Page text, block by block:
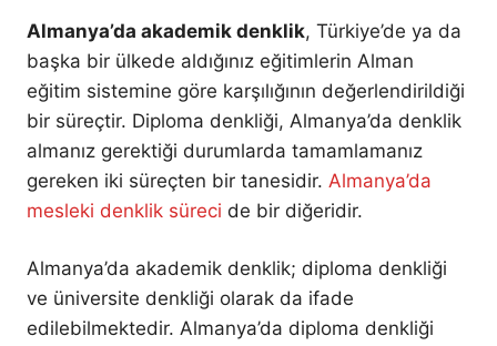
Almanya’da akademik denklik, Türkiye’de ya da
başka bir ülkede aldığınız eğitimlerin Alman
eğitim sistemine göre karşılığının değerlendirildiği
bir süreçtir. Diploma denkliği, Almanya’da denklik
almanız gerektiği durumlarda tamamlamanız
gereken iki süreçten bir tanesidir. Almanya’da
mesleki denklik süreci de bir diğeridir.
Almanya’da akademik denklik; diploma denkliği
ve üniversite denkliği olarak da ifade
edilebilmektedir. Almanya’da diploma denkliği